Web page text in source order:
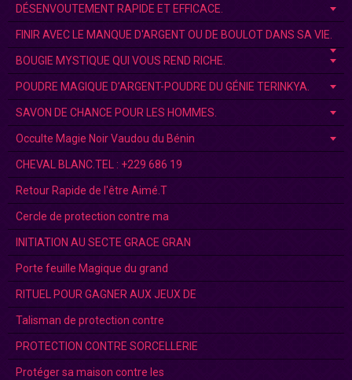
DÉSENVOUTEMENT RAPIDE ET EFFICACE.
FINIR AVEC LE MANQUE D'ARGENT OU DE BOULOT DANS SA VIE.
BOUGIE MYSTIQUE QUI VOUS REND RICHE.
POUDRE MAGIQUE D’ARGENT-POUDRE DU GÉNIE TERINKYA.
SAVON DE CHANCE POUR LES HOMMES.
Occulte Magie Noir Vaudou du Bénin
CHEVAL BLANC.TEL : +229 686 19
Retour Rapide de l'être Aimé.T
Cercle de protection contre ma
INITIATION AU SECTE GRACE GRAN
Porte feuille Magique du grand
RITUEL POUR GAGNER AUX JEUX DE
Talisman de protection contre
PROTECTION CONTRE SORCELLERIE
Protéger sa maison contre les